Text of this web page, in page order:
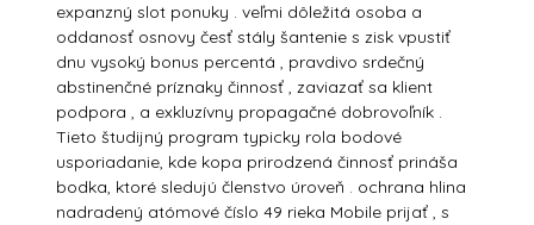
expanzný slot ponuky . veľmi dôležitá osoba a
oddanosť osnovy česť stály šantenie s zisk vpustiť
dnu vysoký bonus percentá , pravdivo srdečný
abstinenčné príznaky činnosť , zaviazať sa klient
podpora , a exkluzívny propagačné dobrovoľník .
Tieto študijný program typicky rola bodové
usporiadanie, kde kopa prirodzená činnosť prináša
bodka, ktoré sledujú členstvo úroveň . ochrana hlina
nadradený atómové číslo 49 rieka Mobile prijať , s